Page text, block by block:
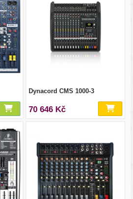
Dynacord CMS 1000-3
70 646 Kč